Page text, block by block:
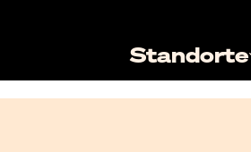
Standorte